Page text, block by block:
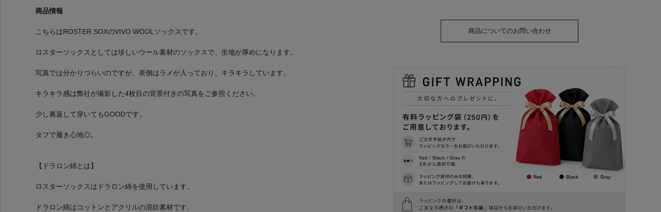
商品情報
こちらはROSTER SOXのVIVO WOOLソックスです。
ロスターソックスとしては珍しいウール素材のソックスで、生地が厚めになります。
写真では分かりづらいのですが、表側はラメが入っており、キラキラしています。
キラキラ感は弊社が撮影した4枚目の背景付きの写真をご参照ください。
少し裏返して穿いてもGOODです。
タフで履き心地◎。
【ドラロン綿とは】
ロスターソックスはドラロン綿を使用しています。
ドラロン綿はコットンとアクリルの混紡素材です。
商品についてのお問い合わせ